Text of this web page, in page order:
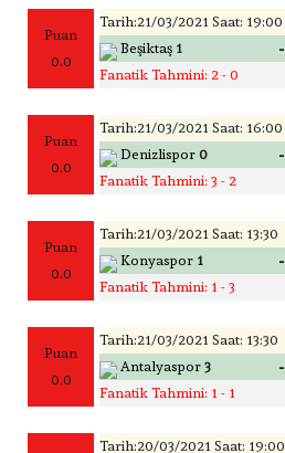
Puan
0.0
Tarih:21/03/2021 Saat: 19:00
Beşiktaş 1 -
Fanatik Tahmini: 2 - 0
Puan
0.0
Tarih:21/03/2021 Saat: 16:00
Denizlispor 0 -
Fanatik Tahmini: 3 - 2
Puan
0.0
Tarih:21/03/2021 Saat: 13:30
Konyaspor 1 -
Fanatik Tahmini: 1 - 3
Puan
0.0
Tarih:21/03/2021 Saat: 13:30
Antalyaspor 3 -
Fanatik Tahmini: 1 - 1
Tarih:20/03/2021 Saat: 19:00